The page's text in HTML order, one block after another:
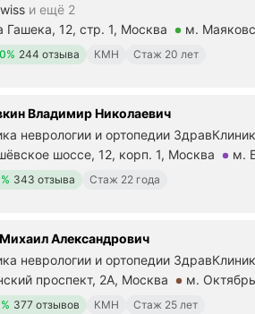
и ещё 2
Гашека, 12, стр. 1, Москва
м. Маяковская Расстояние 490 м
м.
отзывов
244 отзыва КМН Стаж 20 лет
Владимир Николаевич
неврологии и ортопедии ЗдравКлиник
шоссе, 12, корп. 1, Москва
м. Беговая Расстояние 65 м
м.
отзывов
343 отзыва Стаж 22 года
Александрович
неврологии и ортопедии ЗдравКлиник
проспект, 2А, Москва
м. Октябрьская Расстояние 162 м
м.
отзывов
377 отзывов КМН Стаж 25 лет